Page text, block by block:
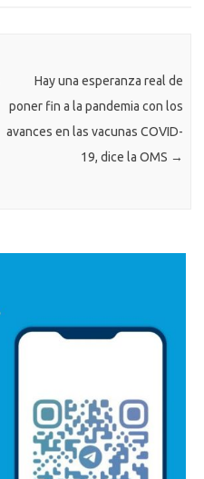
Hay una esperanza real de
poner fin a la pandemia con los
avances en las vacunas COVID-
19, dice la OMS →